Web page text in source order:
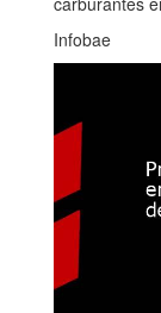
Infobae